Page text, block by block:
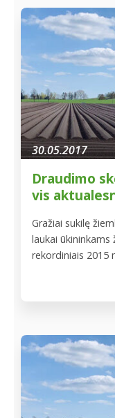
derliaus
30.05.2017
Draudimo
vis
Gražiai sukilę
laukai
rekordiniais 2015
kruša, kuri
apsaugoti
Bus […]